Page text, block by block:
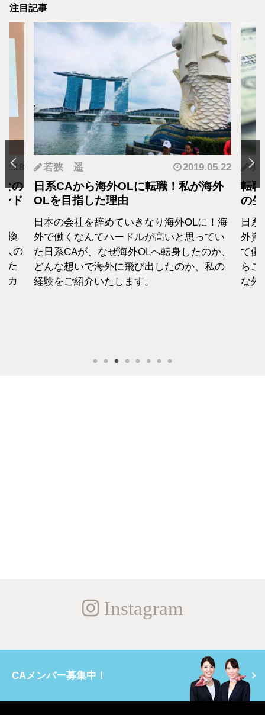
注目記事
の
ド
換
人の
た
カ
若狭 遥 2019.05.22
日系CAから海外OLに転職！私が海外
OLを目指した理由
日本の会社を辞めていきなり海外OLに！海
外で働くなんてハードルが高いと思ってい
た日系CAが、なぜ海外OLへ転身したのか、
どんな想いで海外に飛び出したのか、私の
経験をご紹介いたします。
羽
転
の
日
外資
て働
らこ
な外
Instagram
CAメンバー募集中！